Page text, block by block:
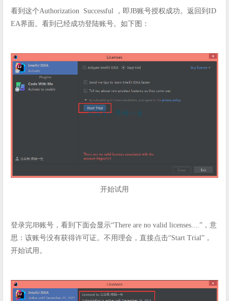
看到这个Authorization Successful ，即JB账号授权成功。返回到ID
EA界面。看到已经成功登陆账号。如下图：
开始试用
登录完JB账号，看到下面会显示“There are no valid licenses....”，意
思：该账号没有获得许可证。不用理会，直接点击“Start Trial”，
开始试用。